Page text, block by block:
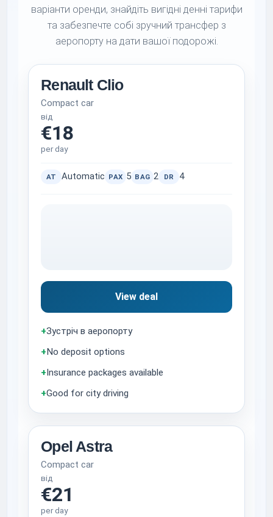
варіанти оренди, знайдіть вигідні денні тарифи
та забезпечте собі зручний трансфер з
аеропорту на дати вашої подорожі.
Renault Clio
Compact car
від
€18
per day
AT Automatic PAX 5 BAG 2 DR 4
View deal
+Зустріч в аеропорту
+No deposit options
+Insurance packages available
+Good for city driving
Opel Astra
Compact car
від
€21
per day